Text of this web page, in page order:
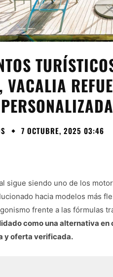
VACALIA
7 OCTUBRE, 2025 03:46
sigue siendo uno de los
hacia modelos más
frente a las fórmulas
como una alternativa
y oferta verificada.